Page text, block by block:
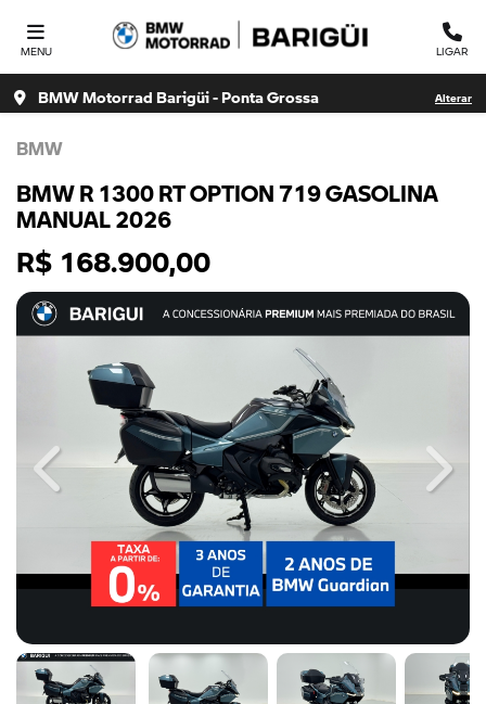
MENU LIGAR
BMW Motorrad Barigüi - Ponta Grossa Alterar
BMW
BMW R 1300 RT OPTION 719 GASOLINA
MANUAL 2026
R$ 168.900,00
Previous Next